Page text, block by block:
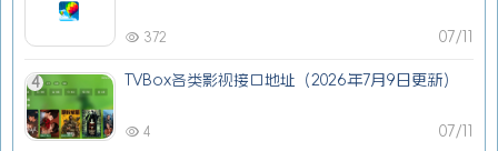
07/11
372
4 TVBox各类影视接口地址（2026年7月9日更新）
07/11
4